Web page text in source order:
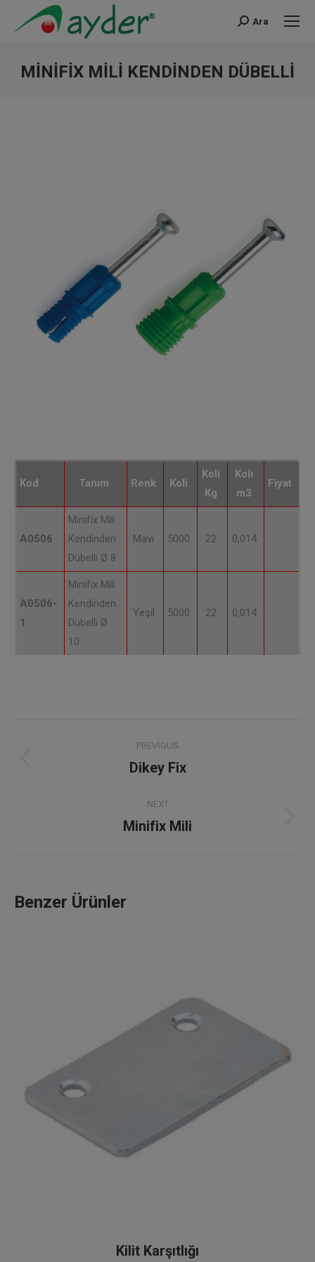
Search:
Ara
MINIFIX MILI KENDINDEN DÜBELLI
Kod Tanım Renk Koli
Koli
Kg
Koli
m3
Fiyat
A0506
Minifix Mili
Kendinden
Dübelli Ø 8
Mavi 5000 22 0,014
A0506-
1
Minifix Mili
Kendinden
Dübelli Ø
10
Yeşil 5000 22 0,014
PREVIOUS
Previous
Dikey Fix
NEXT
Next
Minifix Mili
Benzer Ürünler
Kilit Karşıtlığı